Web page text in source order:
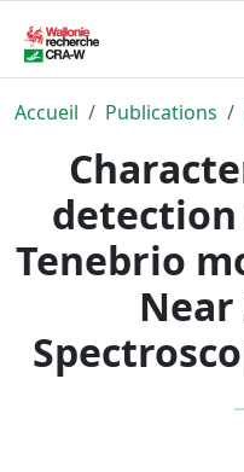
Accueil Publications
Tenebrio